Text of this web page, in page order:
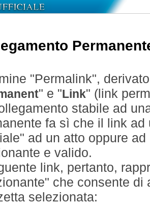
"Permalink",
" e " Link" (link
stabile ad
fa sì che il link
ad un atto oppure
e valido.
link, pertanto,
che consente
selezionata: